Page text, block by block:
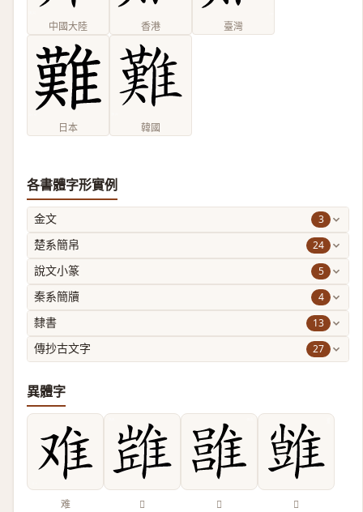
中國大陸 香港 臺灣
日本 韓國
各書體字形實例
金文 3
楚系簡帛 24
說文小篆 5
秦系簡牘 4
隸書 13
傳抄古文字 27
異體字
难 𨿻 𩀏 𩀙